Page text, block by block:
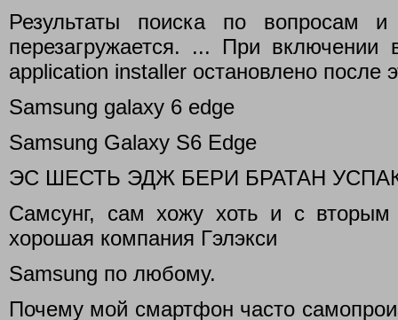
Результаты поиска по вопросам
перезагружается. ... При
application installer остановлено после
Samsung galaxy 6 edge
Samsung Galaxy S6 Edge
ЭС ШЕСТЬ ЭДЖ БЕРИ БРАТАН
Самсунг, сам хожу хоть и с
хорошая компания Гэлэкси
Samsung по любому.
Почему мой смартфон часто